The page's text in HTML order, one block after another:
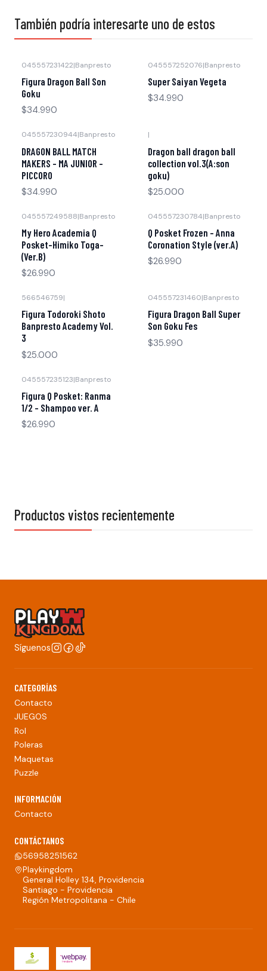
También podría interesarte uno de estos
045557231422|Banpresto
Figura Dragon Ball Son
Goku
$34.990
045557252076|Banpresto
Super Saiyan Vegeta
$34.990
045557230944|Banpresto
DRAGON BALL MATCH
MAKERS - MA JUNIOR -
PICCORO
$34.990
|
Dragon ball dragon ball
collection vol.3(A:son
goku)
$25.000
045557249588|Banpresto
My Hero Academia Q
Posket-Himiko Toga-
(Ver.B)
$26.990
045557230784|Banpresto
Q Posket Frozen - Anna
Coronation Style (ver.A)
$26.990
566546759|
Figura Todoroki Shoto
Banpresto Academy Vol.
3
$25.000
045557231460|Banpresto
Figura Dragon Ball Super
Son Goku Fes
$35.990
045557235123|Banpresto
Figura Q Posket: Ranma
1/2 - Shampoo ver. A
$26.990
Productos vistos recientemente
Síguenos
CATEGORÍAS
Contacto
JUEGOS
Rol
Poleras
Maquetas
Puzzle
INFORMACIÓN
Contacto
CONTÁCTANOS
56958251562
Playkingdom
General Holley 134, Providencia
Santiago - Providencia
Región Metropolitana - Chile